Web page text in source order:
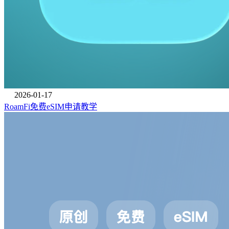
2026-01-17
RoamFi免费eSIM申请教学